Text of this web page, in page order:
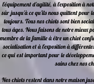
l'équipement d'agilité, à l'exposition à
sûr jusqu'à ce qu'ils nous quittent pour
toujours. Tous nos chiots sont bien
tous âges. Nous faisons de notre mieux
membre de la famille à être un chiot
socialisation et à l'exposition à
ce qui est important pour le
sains chez nos
Nos chiots restent dans notre maison